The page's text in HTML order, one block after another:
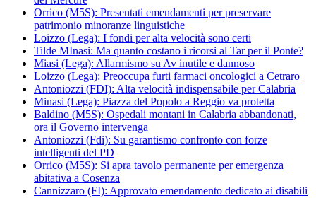
Orrico (M5S): Presentati emendamenti per preservare
patrimonio minoranze linguistiche
Loizzo (Lega): I fondi per alta velocità sono certi
Tilde MInasi: Ma quanto costano i ricorsi al Tar per il Ponte?
Miasi (Lega): Allarmismo su Av inutile e dannoso
Loizzo (Lega): Preoccupa furti farmaci oncologici a Cetraro
Antoniozzi (FDI): Alta velocità indispensabile per Calabria
Minasi (Lega): Piazza del Popolo a Reggio va protetta
Baldino (M5S): Ospedali montani in Calabria abbandonati,
ora il Governo intervenga
Antoniozzi (Fdi): Su garantismo confronto con forze
intelligenti del PD
Orrico (M5S): Si apra tavolo permanente per emergenza
abitativa a Cosenza
Cannizzaro (FI): Approvato emendamento dedicato ai disabili